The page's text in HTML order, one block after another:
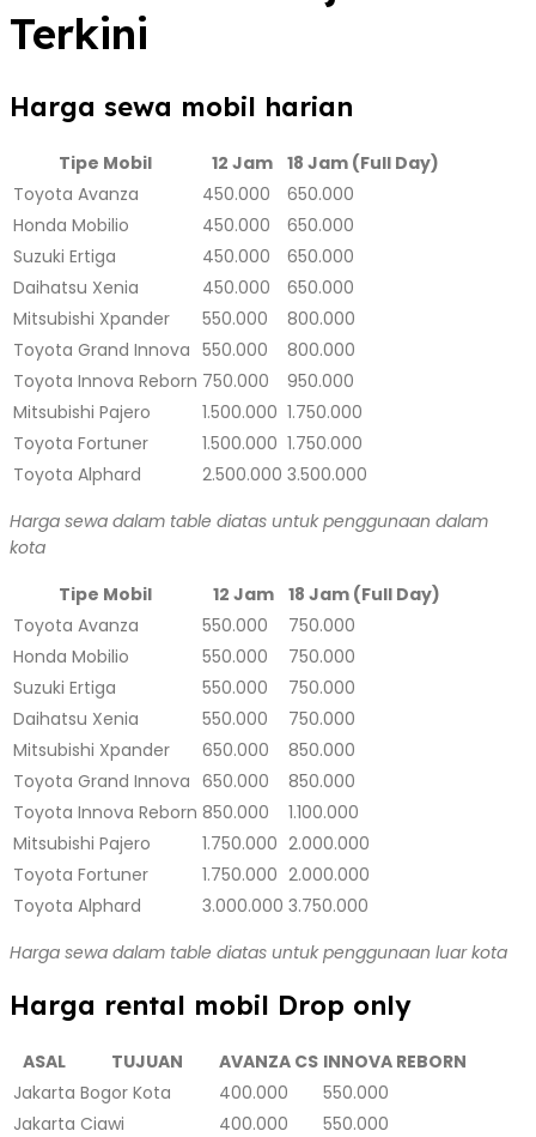
Terkini
Harga sewa mobil harian
Tipe Mobil 12 Jam 18 Jam (Full Day)
Toyota Avanza
450.000
650.000
Honda Mobilio
450.000
650.000
Suzuki Ertiga
450.000
650.000
Daihatsu Xenia
450.000
650.000
Mitsubishi Xpander
550.000
800.000
Toyota Grand Innova 550.000
800.000
Toyota Innova Reborn 750.000
950.000
Mitsubishi Pajero
1.500.000 1.750.000
Toyota Fortuner
1.500.000 1.750.000
Toyota Alphard
2.500.000 3.500.000
Harga sewa dalam table diatas untuk penggunaan dalam
kota
Tipe Mobil
12 Jam
18 Jam (Full Day)
Toyota Avanza
550.000
750.000
Honda Mobilio
550.000
750.000
Suzuki Ertiga
550.000
750.000
Daihatsu Xenia
550.000
750.000
Mitsubishi Xpander
650.000
850.000
Toyota Grand Innova 650.000
850.000
Toyota Innova Reborn 850.000
1.100.000
Mitsubishi Pajero
1.750.000 2.000.000
Toyota Fortuner
1.750.000 2.000.000
Toyota Alphard
3.000.000 3.750.000
Harga sewa dalam table diatas untuk penggunaan luar kota
Harga rental mobil Drop only
ASAL TUJUAN AVANZA CS INNOVA REBORN
Jakarta Bogor Kota 400.000
550.000
Jakarta Ciawi 400.000
550.000